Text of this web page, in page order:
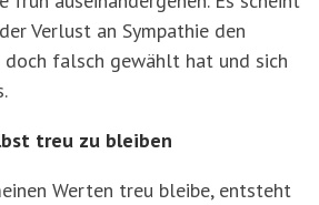
Verlust an Sympathie den
doch falsch gewählt hat und sich
treu zu bleiben
Werten treu bleibe, entsteht